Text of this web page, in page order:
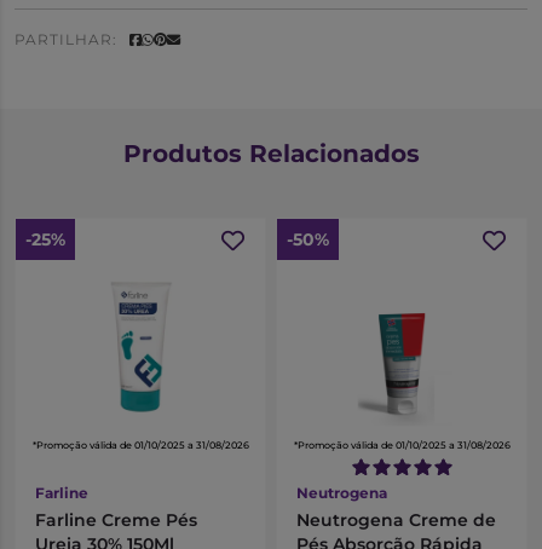
ajuda-a a reter a sua hidratação natural.
PARTILHAR:
Produtos Relacionados
-25%
*Promoção válida de 01/10/2025 a 31/08/2026
Farline
Farline Creme Pés
Ureia 30% 150Ml
-50%
*Promoção válida de 01/10/2025 a 31/08/2026
Neutrogena
Neutrogena Creme de
Pés Absorção Rápida